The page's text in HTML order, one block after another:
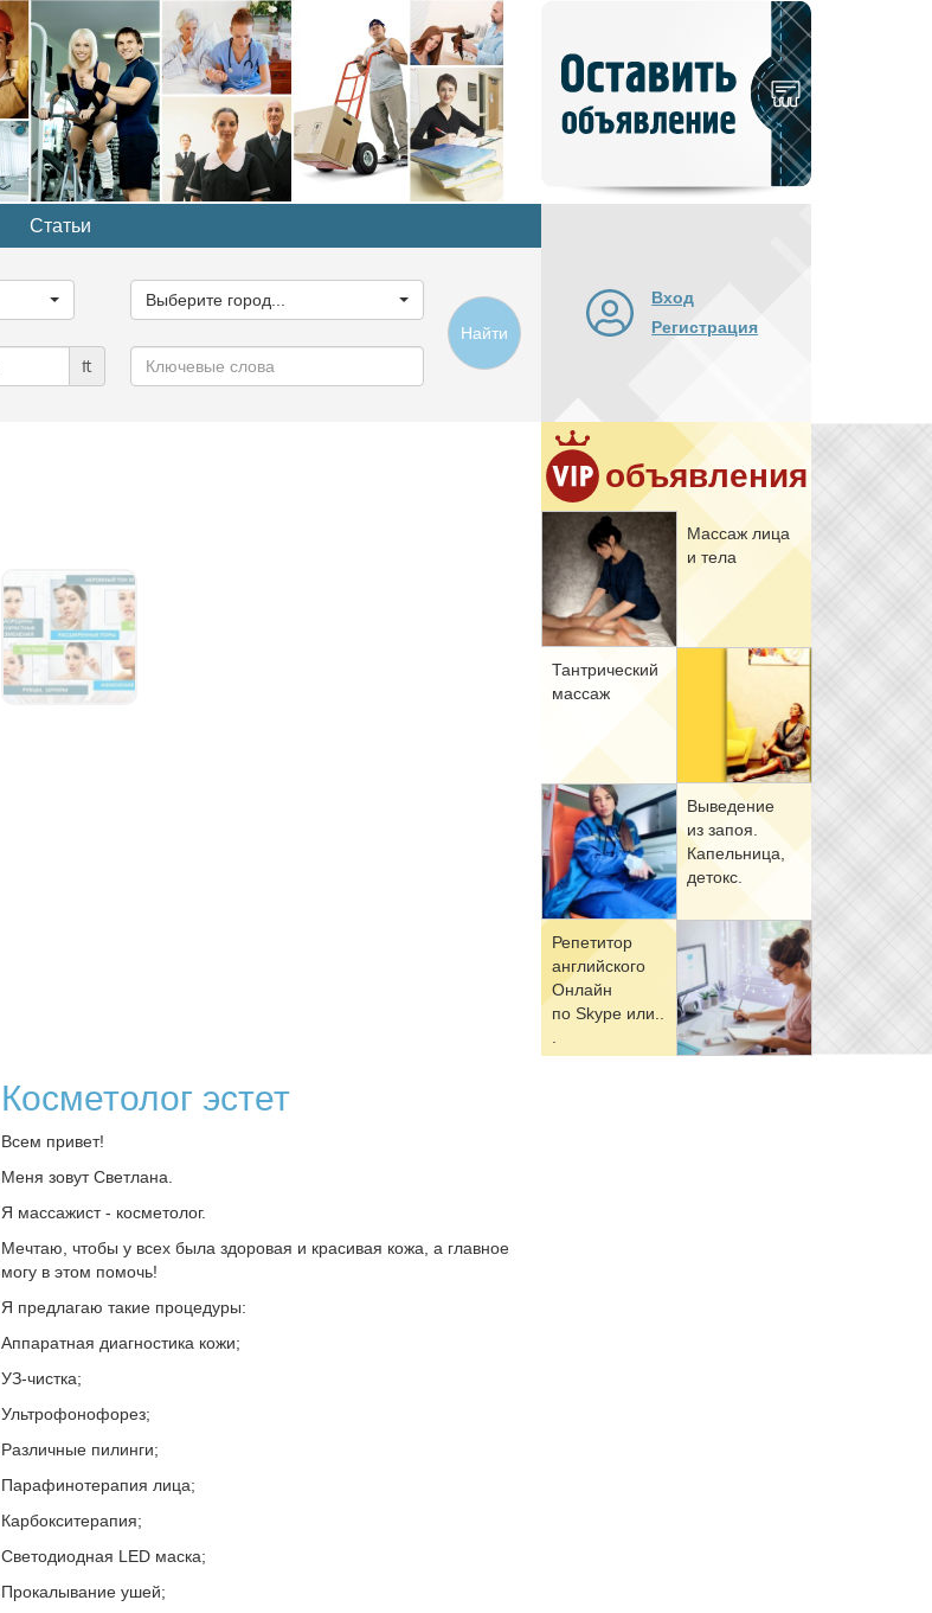
объявление
Статьи
город...
Выберите город...
₶
Ключевые
слова
Найти
Вход
Регистрация
объявления
Мас­саж ли­ца
и те­ла
Тан­три­че­ский
мас­саж
Вы­ве­де­ние
из за­поя.
Ка­пель­ни­ца,
де­токс.
Ре­пе­ти­тор
ан­глий­ско­го
Он­лайн
по Skype или..
Косметолог эстет
Всем привет!
Меня зовут Светлана.
Я массажист - косметолог.
Мечтаю, чтобы у всех была здоровая и красивая кожа, а главное
могу в этом помочь!
Я предлагаю такие процедуры:
Аппаратная диагностика кожи;
УЗ-чистка;
Ультрофонофорез;
Различные пилинги;
Парафинотерапия лица;
Карбокситерапия;
Светодиодная LED маска;
Прокалывание ушей;